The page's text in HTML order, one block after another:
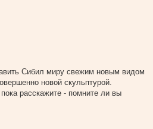
Сибил миру свежим новым видом
новой скульптурой.
расскажите - помните ли вы